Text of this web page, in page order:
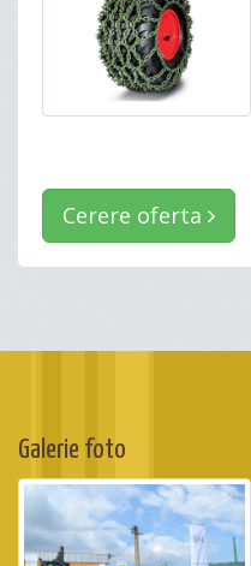
Cerere oferta
Galerie foto